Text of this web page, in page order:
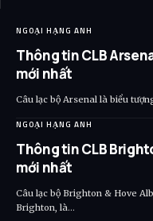
NGOẠI HẠNG ANH
Thông tin CLB
mới nhất
Câu lạc bộ Arsenal là biểu
NGOẠI HẠNG ANH
Thông tin CLB
mới nhất
Câu lạc bộ Brighton & Hove
Brighton, là…